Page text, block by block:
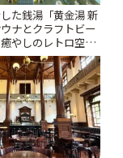
た銭湯「黄金湯 新
ナとクラフトビー
やしのレトロ空間